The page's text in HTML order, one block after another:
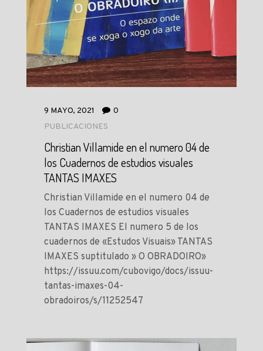
9 MAYO, 2021
0
PUBLICACIONES
Christian Villamide en el numero 04 de
los Cuadernos de estudios visuales
TANTAS IMAXES
Christian Villamide en el numero 04 de
los Cuadernos de estudios visuales
TANTAS IMAXES El numero 5 de los
cuadernos de «Estudos Visuais» TANTAS
IMAXES suptitulado » O OBRADOIRO»
https://issuu.com/cubovigo/docs/issuu-
tantas-imaxes-04-
obradoiros/s/11252547